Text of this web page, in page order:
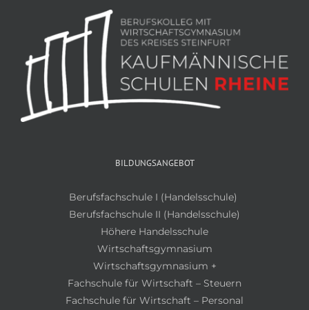
BILDUNGSANGEBOT
Berufsfachschule I (Handelsschule)
Berufsfachschule II (Handelsschule)
Höhere Handelsschule
Wirtschaftsgymnasium
Wirtschaftsgymnasium +
Fachschule für Wirtschaft – Steuern
Fachschule für Wirtschaft – Personal